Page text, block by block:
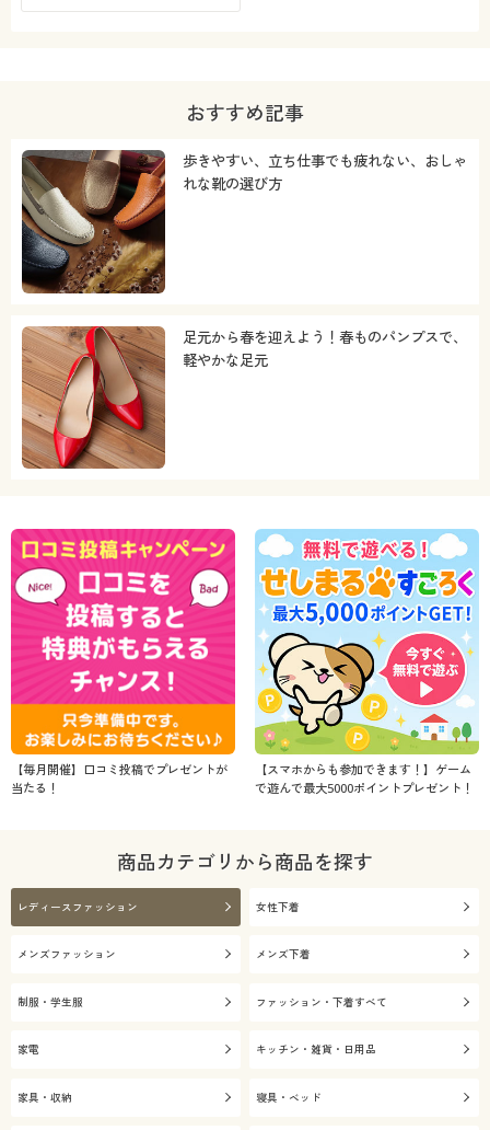
おすすめ記事
歩きやすい、立ち仕事でも疲れない、おしゃ
れな靴の選び方
足元から春を迎えよう！春ものパンプスで、
軽やかな足元
【毎月開催】口コミ投稿でプレゼントが
当たる！
【スマホからも参加できます！】ゲーム
で遊んで最大5000ポイントプレゼント！
商品カテゴリから商品を探す
レディースファッション 女性下着
メンズファッション メンズ下着
制服・学生服 ファッション・下着すべて
家電 キッチン・雑貨・日用品
家具・収納 寝具・ベッド